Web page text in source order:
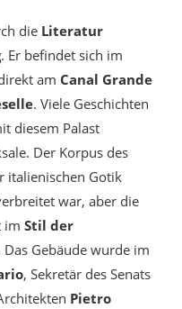
die Literatur
. Er befindet sich im
am Canal Grande
. Viele Geschichten
diesem Palast
Der Korpus des
italienischen Gotik
war, aber die
im Stil der
Gebäude wurde im
, Sekretär des Senats
Pietro